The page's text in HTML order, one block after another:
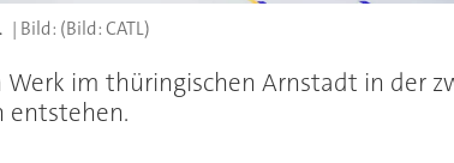
(Bild: CATL)
im thüringischen Arnstadt in der
entstehen.